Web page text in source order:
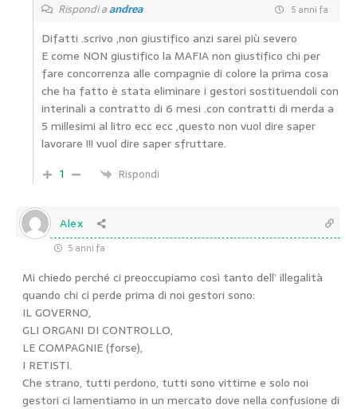
Rispondi aandrea 5 anni fa
Difatti .scrivo ,non giustifico anzi sarei più severo
E come NON giustifico la MAFIA non giustifico chi per
fare concorrenza alle compagnie di colore la prima cosa
che ha fatto è stata eliminare i gestori sostituendoli con
interinali a contratto di 6 mesi .con contratti di merda a
5 millesimi al litro ecc ecc ,questo non vuol dire saper
lavorare !!! vuol dire saper sfruttare.
1
Rispondi
Alex
5 anni fa
Mi chiedo perché ci preoccupiamo così tanto dell’ illegalità
quando chi ci perde prima di noi gestori sono:
IL GOVERNO,
GLI ORGANI DI CONTROLLO,
LE COMPAGNIE (forse),
I RETISTI.
Che strano, tutti perdono, tutti sono vittime e solo noi
gestori ci lamentiamo in un mercato dove nella confusione di